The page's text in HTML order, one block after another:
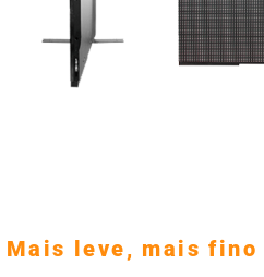
Mais leve, mais fino